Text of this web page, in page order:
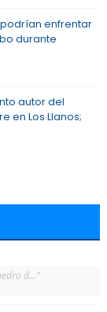
enfrentar
durante
autor del
en Los Llanos;
d..."